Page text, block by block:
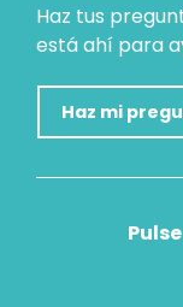
Haz tus
está ahí para
Haz mi
Pulse